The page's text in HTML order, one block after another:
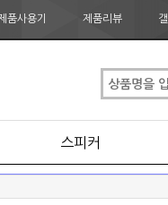
품사용기 제품리뷰
스피커